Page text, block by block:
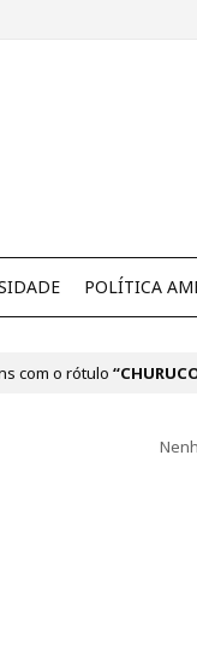
POLÍTICA
com o rótulo